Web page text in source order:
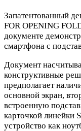
Запатентованный
FOR OPENING
документе
смартфона с
Документ
конструктивные
предполагает
основной экран,
встроенную
карточкой линейки
устройство как